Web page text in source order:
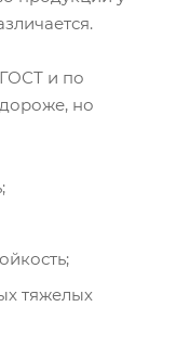
и по
но
тяжелых